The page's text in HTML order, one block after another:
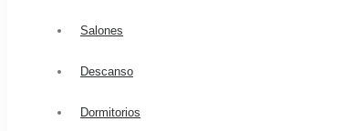
Salones
Descanso
Dormitorios